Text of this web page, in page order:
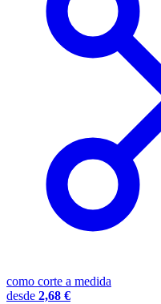
como corte a medida
desde 2,68 €